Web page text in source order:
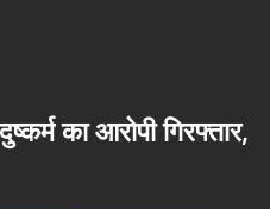
का आरोपी गिरफ्तार,